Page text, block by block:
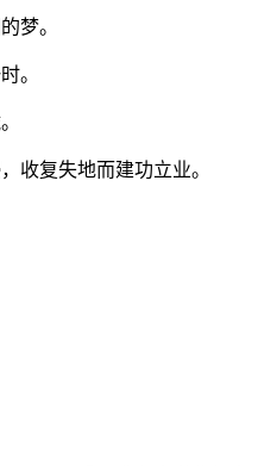
梦。
。
收复失地而建功立业。